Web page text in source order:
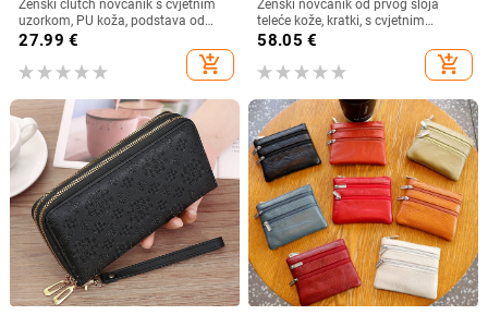
Ženski clutch novčanik s cvjetnim
uzorkom, PU koža, podstava od
poliester, anti-theft funkcija
27.99 €
add_shopping_cart
Ženski novčanik od prvog sloja
teleće kože, kratki, s cvjetnim
uzorkom, višestruki pretinci za
kartice, podstava od poliestera
58.05 €
add_shopping_cart